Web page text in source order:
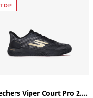
TOP
Skechers Viper Court Pro 2.0 'Black God' 246109-BKGD